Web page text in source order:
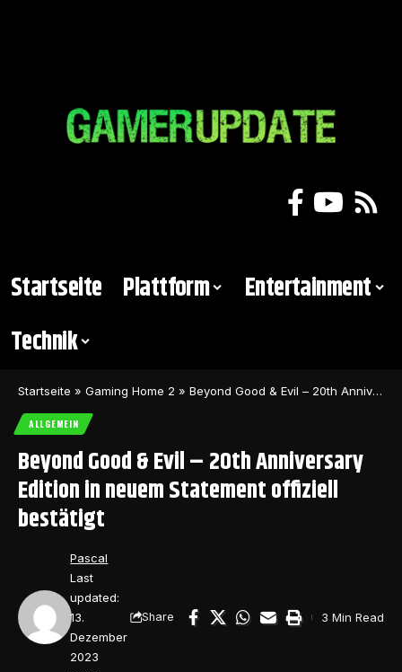
Startseite Plattform
Entertainment
Technik
Startseite » Gaming Home 2 » Beyond Good & Evil – 20th Anniversary Edition in neuem Statement offiziell bestätigt
ALLGEMEIN
Beyond Good & Evil – 20th Anniversary
Edition in neuem Statement offiziell
bestätigt
Last
updated:
13.
Dezember
2023
Pascal
Share 3 Min Read